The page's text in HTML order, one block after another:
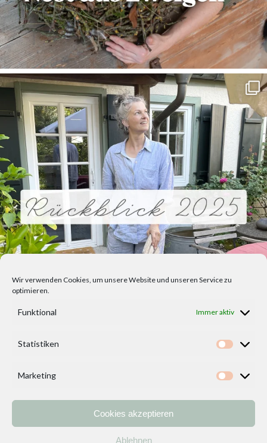
Wir verwenden Cookies, um unsere Website und unseren Service zu
optimieren.
Funktional Immer aktiv
Statistiken
Marketing
Cookies akzeptieren
Ablehnen
Kontakt